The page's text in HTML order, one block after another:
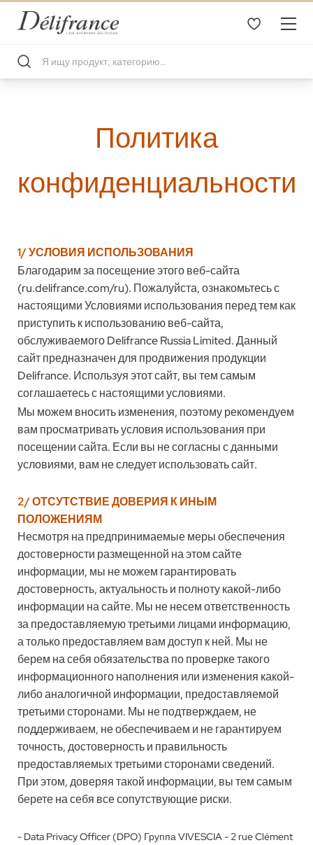
Политика
конфиденциальности
1/ УСЛОВИЯ ИСПОЛЬЗОВАНИЯ
Благодарим за посещение этого веб-сайта
(ru.delifrance.com/ru). Пожалуйста, ознакомьтесь с
настоящими Условиями использования перед тем как
приступить к использованию веб-сайта,
обслуживаемого Delifrance Russia Limited. Данный
сайт предназначен для продвижения продукции
Delifrance. Используя этот сайт, вы тем самым
соглашаетесь с настоящими условиями.
Мы можем вносить изменения, поэтому рекомендуем
вам просматривать условия использования при
посещении сайта. Если вы не согласны с данными
условиями, вам не следует использовать сайт.
2/ ОТСУТСТВИЕ ДОВЕРИЯ К ИНЫМ
ПОЛОЖЕНИЯМ
Несмотря на предпринимаемые меры обеспечения
достоверности размещенной на этом сайте
информации, мы не можем гарантировать
достоверность, актуальность и полноту какой-либо
информации на сайте. Мы не несем ответственность
за предоставляемую третьими лицами информацию,
а только предоставляем вам доступ к ней. Мы не
берем на себя обязательства по проверке такого
информационного наполнения или изменения какой-
либо аналогичной информации, предоставляемой
третьими сторонами. Мы не подтверждаем, не
поддерживаем, не обеспечиваем и не гарантируем
точность, достоверность и правильность
предоставляемых третьими сторонами сведений.
При этом, доверяя такой информации, вы тем самым
берете на себя все сопутствующие риски.
- Data Privacy Officer (DPO) Группа VIVESCIA - 2 rue Clément